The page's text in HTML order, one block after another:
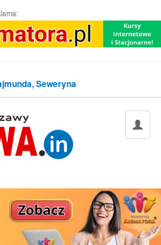
Seweryna